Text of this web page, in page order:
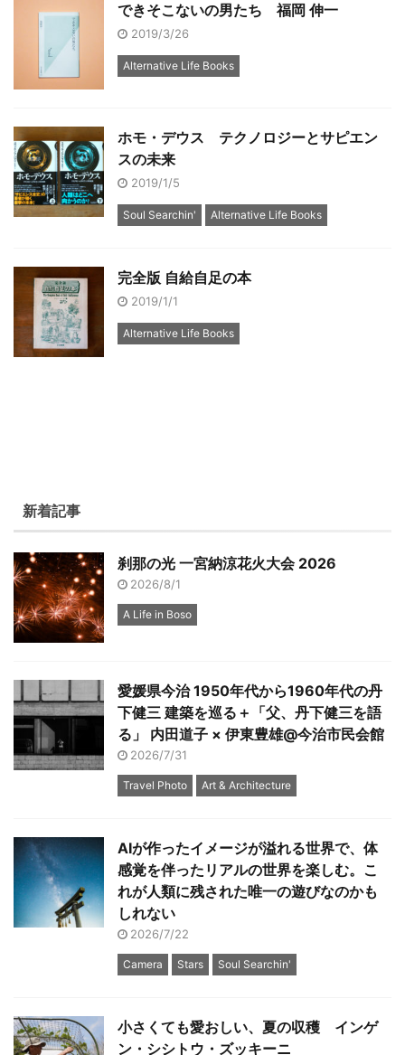
できそこないの男たち 福岡 伸一
2019/3/26
Alternative Life Books
ホモ・デウス テクノロジーとサピエン
スの未来
2019/1/5
Soul Searchin' Alternative Life Books
完全版 自給自足の本
2019/1/1
Alternative Life Books
新着記事
刹那の光 一宮納涼花火大会 2026
2026/8/1
A Life in Boso
愛媛県今治 1950年代から1960年代の丹
下健三 建築を巡る＋「父、丹下健三を語
る」 内田道子 × 伊東豊雄@今治市民会館
2026/7/31
Travel Photo Art & Architecture
AIが作ったイメージが溢れる世界で、体
感覚を伴ったリアルの世界を楽しむ。こ
れが人類に残された唯一の遊びなのかも
しれない
2026/7/22
Camera Stars Soul Searchin'
小さくても愛おしい、夏の収穫 インゲ
ン・シシトウ・ズッキーニ